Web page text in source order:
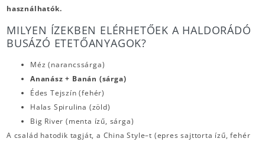
használhatók.
MILYEN ÍZEKBEN ELÉRHETŐEK A HALDORÁDÓ
BUSÁZÓ ETETŐANYAGOK?
Méz (narancssárga)
Ananász + Banán (sárga)
Édes Tejszín (fehér)
Halas Spirulina (zöld)
Big River (menta ízű, sárga)
A család hatodik tagját, a China Style–t (epres sajttorta ízű, fehér